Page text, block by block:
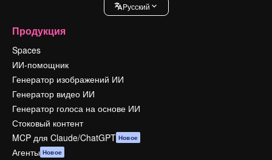
Pусский
Продукция
Spaces
ИИ-помощник
Генератор изображений ИИ
Генератор видео ИИ
Генератор голоса на основе ИИ
Стоковый контент
MCP для Claude/ChatGPT Новое
Агенты Новое